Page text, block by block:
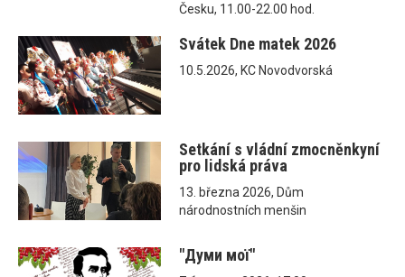
Česku, 11.00-22.00 hod.
Svátek Dne matek 2026
10.5.2026, KC Novodvorská
Setkání s vládní zmocněnkyní
pro lidská práva
13. března 2026, Dům
národnostních menšin
"Думи мої"